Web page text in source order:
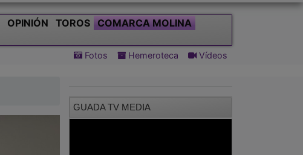
OPINIÓN TOROS COMARCA MOLINA
Fotos Hemeroteca Vídeos
GUADA TV MEDIA